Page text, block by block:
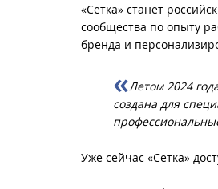
«Сетка» станет
сообщества по опыту
бренда и
Летом 2024
создана для
Уже сейчас «Сетка»